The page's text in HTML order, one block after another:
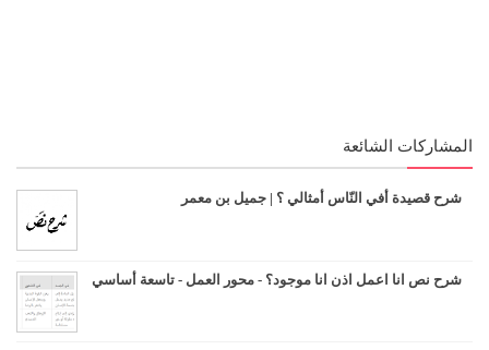
المشاركات الشائعة
شرح قصيدة أفي النّاس أمثالي ؟ | جميل بن معمر
شرح نص انا اعمل اذن انا موجود؟ - محور العمل - تاسعة أساسي